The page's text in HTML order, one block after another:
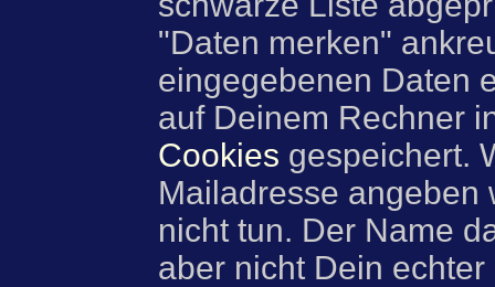
"Daten merken"
eingegebenen Daten
auf Deinem Rechner
Cookies gespeichert.
Mailadresse angeben
nicht tun. Der Name
aber nicht Dein